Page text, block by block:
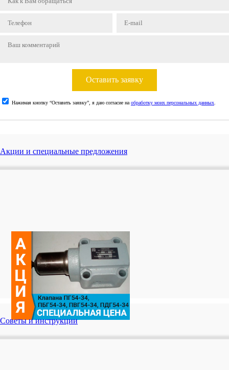
Оставить заявку
Нажимая кнопку “Оставить заявку”, я даю согласие на обработку моих персональных данных
Акции и специальные предложения
Советы и инструкции